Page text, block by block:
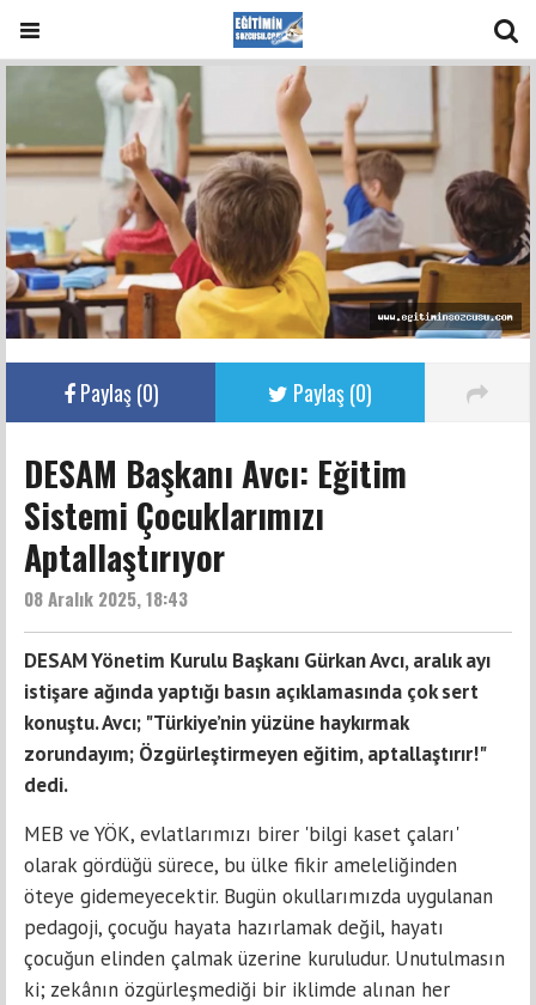
Paylaş (0) Paylaş (0)
DESAM Başkanı Avcı: Eğitim
Sistemi Çocuklarımızı
Aptallaştırıyor
08 Aralık 2025, 18:43
DESAM Yönetim Kurulu Başkanı Gürkan Avcı, aralık ayı
istişare ağında yaptığı basın açıklamasında çok sert
konuştu. Avcı; "Türkiye’nin yüzüne haykırmak
zorundayım; Özgürleştirmeyen eğitim, aptallaştırır!"
dedi.
MEB ve YÖK, evlatlarımızı birer 'bilgi kaset çaları'
olarak gördüğü sürece, bu ülke fikir ameleliğinden
öteye gidemeyecektir. Bugün okullarımızda uygulanan
pedagoji, çocuğu hayata hazırlamak değil, hayatı
çocuğun elinden çalmak üzerine kuruludur. Unutulmasın
ki; zekânın özgürleşmediği bir iklimde alınan her